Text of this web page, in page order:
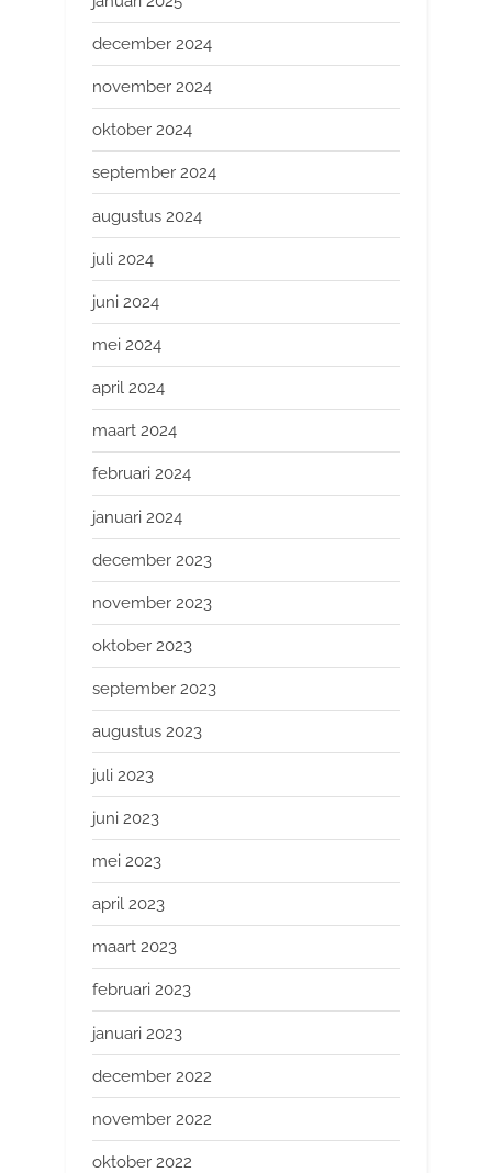
december 2024
november 2024
oktober 2024
september 2024
augustus 2024
juli 2024
juni 2024
mei 2024
april 2024
maart 2024
februari 2024
januari 2024
december 2023
november 2023
oktober 2023
september 2023
augustus 2023
juli 2023
juni 2023
mei 2023
april 2023
maart 2023
februari 2023
januari 2023
december 2022
november 2022
oktober 2022